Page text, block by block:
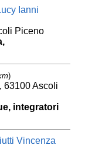
Ianni
Piceno
)
63100 Ascoli
integratori
Vincenza